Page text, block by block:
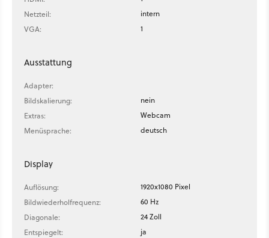
Netzteil:
intern
VGA:
1
Ausstattung
Adapter:
Bildskalierung:
nein
Extras:
Webcam
Menüsprache:
deutsch
Display
Auflösung:
1920x1080 Pixel
Bildwiederholfrequenz:
60 Hz
Diagonale:
24 Zoll
Entspiegelt:
ja